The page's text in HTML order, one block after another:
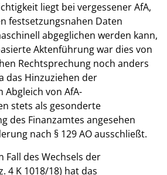
liegt bei vergessener AfA,
festsetzungsnahen Daten
abgeglichen werden kann,
Aktenführung war dies von
Rechtsprechung noch anders
das Hinzuziehen der
Abgleich von AfA-
stets als gesonderte
des Finanzamtes angesehen
nach § 129 AO ausschließt.
Fall des Wechsels der
4 K 1018/18) hat das